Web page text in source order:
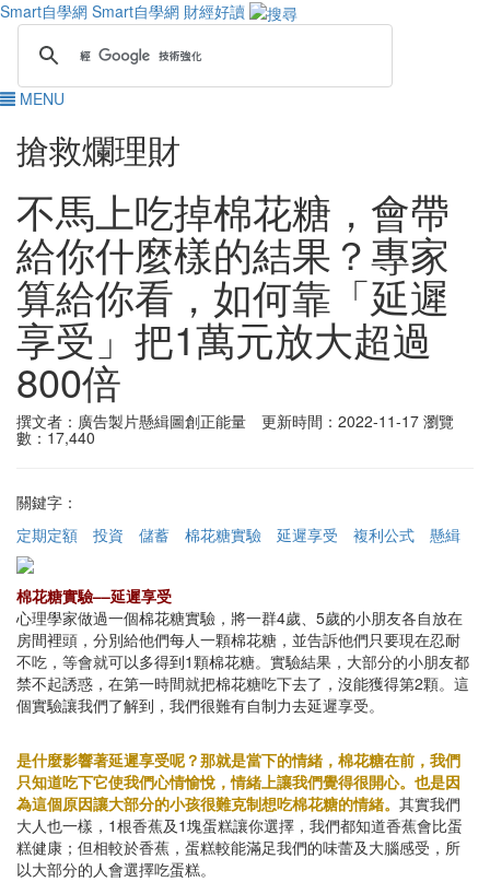
Smart自學網 Smart自學網 財經好讀
MENU
搶救爛理財
不馬上吃掉棉花糖，會帶
給你什麼樣的結果？專家
算給你看，如何靠「延遲
享受」把1萬元放大超過
800倍
撰文者：廣告製片懸緝圖創正能量 更新時間：2022-11-17 瀏覽
數：17,440
關鍵字：
定期定額
投資 儲蓄 棉花糖實驗 延遲享受 複利公式 懸緝
棉花糖實驗––延遲享受
心理學家做過一個棉花糖實驗，將一群4歲、5歲的小朋友各自放在
房間裡頭，分別給他們每人一顆棉花糖，並告訴他們只要現在忍耐
不吃，等會就可以多得到1顆棉花糖。實驗結果，大部分的小朋友都
禁不起誘惑，在第一時間就把棉花糖吃下去了，沒能獲得第2顆。這
個實驗讓我們了解到，我們很難有自制力去延遲享受。
是什麼影響著延遲享受呢？那就是當下的情緒，棉花糖在前，我們
只知道吃下它使我們心情愉悅，情緒上讓我們覺得很開心。也是因
為這個原因讓大部分的小孩很難克制想吃棉花糖的情緒。 其實我們
大人也一樣，1根香蕉及1塊蛋糕讓你選擇，我們都知道香蕉會比蛋
糕健康；但相較於香蕉，蛋糕較能滿足我們的味蕾及大腦感受，所
以大部分的人會選擇吃蛋糕。